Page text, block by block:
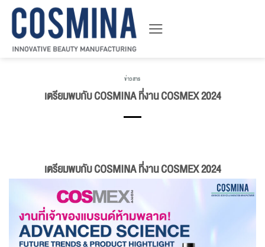
ข่าวสาร
เตรียมพบกับ COSMINA ที่งาน COSMEX 2024
เตรียมพบกับ COSMINA ที่งาน COSMEX 2024